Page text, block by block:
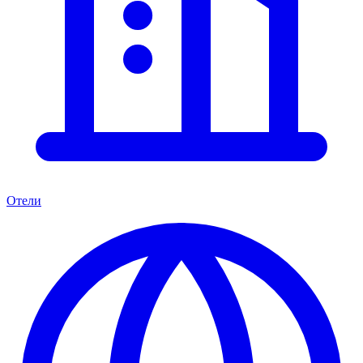
Отели